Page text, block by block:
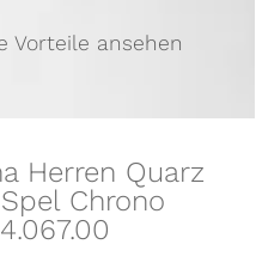
Vorteile ansehen
Herren Quarz
Chrono